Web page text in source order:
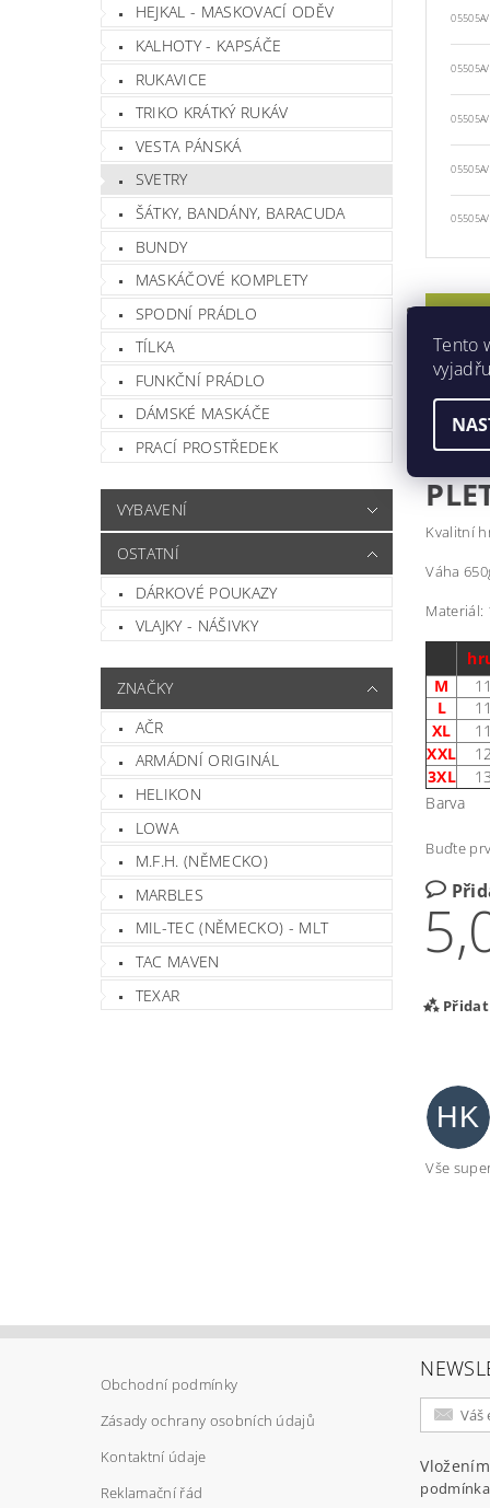
HEJKAL - MASKOVACÍ ODĚV
KALHOTY - KAPSÁČE
RUKAVICE
TRIKO KRÁTKÝ RUKÁV
VESTA PÁNSKÁ
SVETRY
ŠÁTKY, BANDÁNY, BARACUDA
BUNDY
MASKÁČOVÉ KOMPLETY
SPODNÍ PRÁDLO
TÍLKA
FUNKČNÍ PRÁDLO
DÁMSKÉ MASKÁČE
PRACÍ PROSTŘEDEK
VYBAVENÍ
OSTATNÍ
DÁRKOVÉ POUKAZY
VLAJKY - NÁŠIVKY
ZNAČKY
AČR
ARMÁDNÍ ORIGINÁL
HELIKON
LOWA
M.F.H. (NĚMECKO)
MARBLES
MIL-TEC (NĚMECKO) - MLT
TAC MAVEN
TEXAR
05505A/
05505A/
POPIS
Kvalitní
Váha
Materiál:
M
L
XL
XXL
3XL
Barva
Buďte
HK
Vše
Obchodní podmínky
Zásady ochrany osobních údajů
Kontaktní údaje
Reklamační řád
Tento